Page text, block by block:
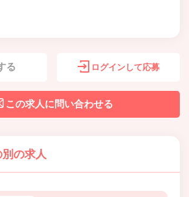
る ログインして応募
この求人に問い合わせる
の求人